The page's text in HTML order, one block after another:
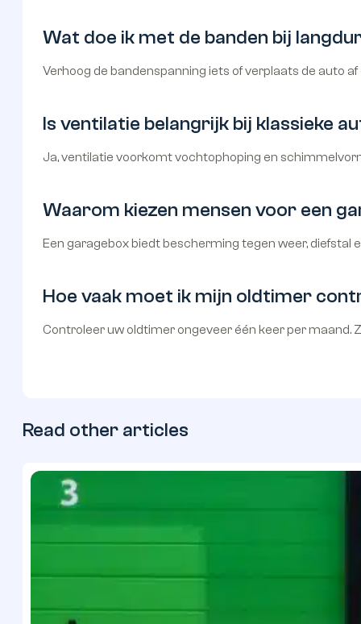
Wat doe ik met de banden bij
Verhoog de bandenspanning iets of verplaats de auto
Is ventilatie belangrijk bij klassieke
Ja, ventilatie voorkomt vochtophoping en
Waarom kiezen mensen voor een
Een garagebox biedt bescherming tegen weer, diefstal
Hoe vaak moet ik mijn oldtimer
Controleer uw oldtimer ongeveer één keer per maand.
Read other articles